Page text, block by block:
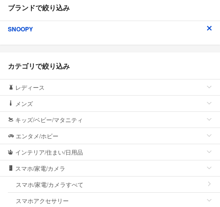
ブランドで絞り込み
SNOOPY
カテゴリで絞り込み
レディース
メンズ
キッズ/ベビー/マタニティ
エンタメ/ホビー
インテリア/住まい/日用品
スマホ/家電/カメラ
スマホ/家電/カメラすべて
スマホアクセサリー